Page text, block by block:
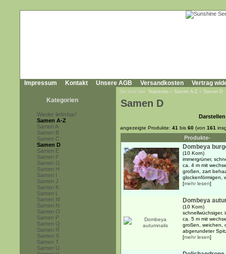
Impressum Kontakt Unsere AGB Versandkosten Vertrag
Kategorien
Wieder lieferbar!
Samen A-Z
Samen A
Samen B
Samen C
Samen D
Samen E
Samen F
Samen G
Samen H
Samen I
Samen J
Samen K
Samen L
Samen M
Samen N
Samen O
Samen P
Samen Q
Samen R
Samen S
Samen T
Samen U
Sie sind hier: Startseite » Samen A-Z » Samen D
Samen D
angezeigte Produkte: 41 bis 60 (von 161
Produkte-
Dombeya
(10 Korn)
immergrüner,
ca. 4 m mit
großen, zart
glockenförmigen,
[mehr lesen]
Dombeya
(10 Korn)
schnellwüchsiger,
ca. 5 m mit
großen, weichen,
abgerundeter
[mehr lesen]